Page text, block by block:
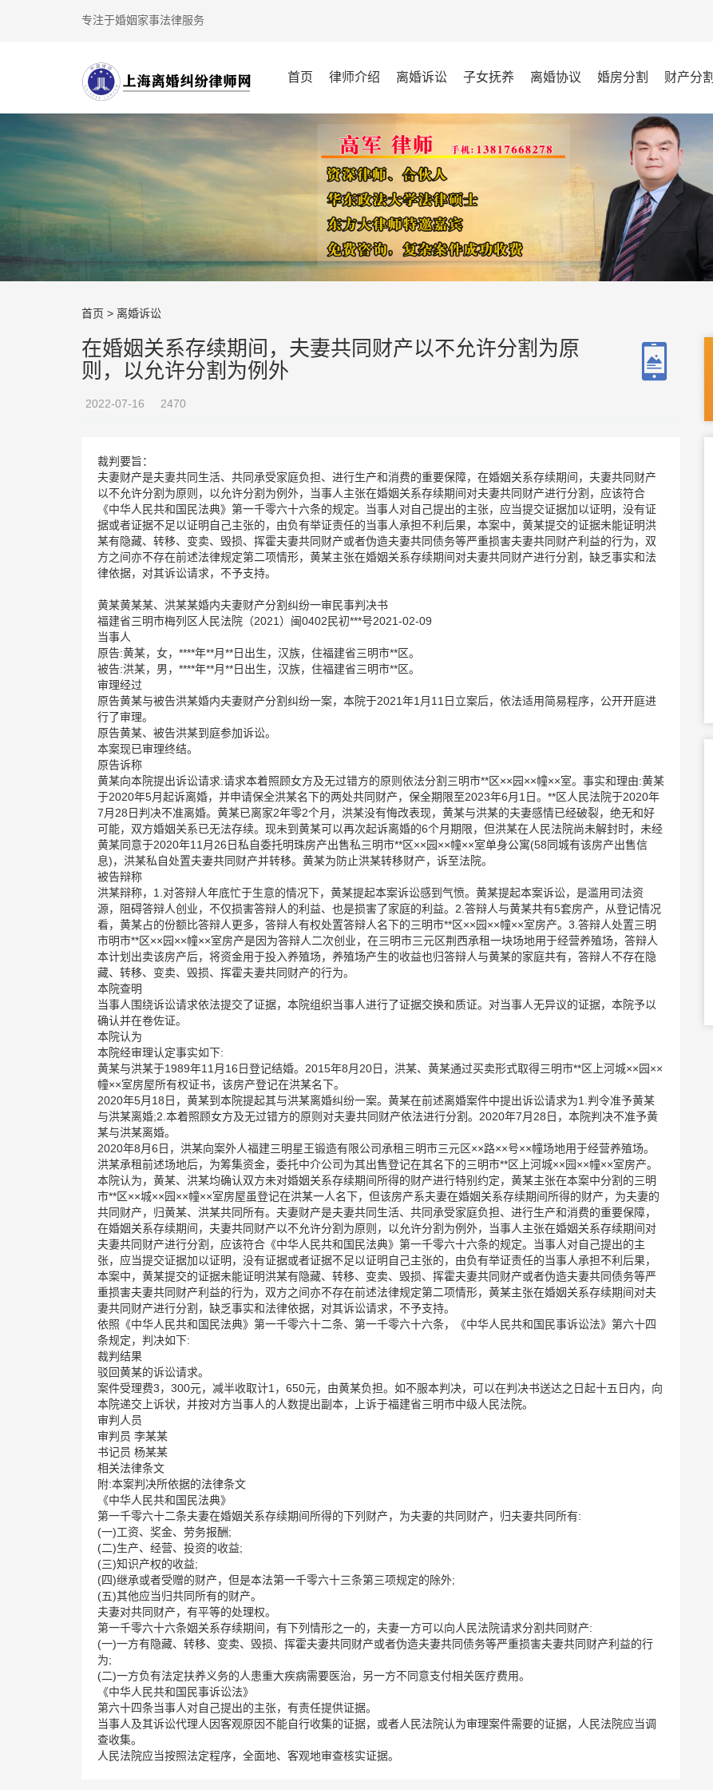
专注于婚姻家事法律服务
首页 律师介绍 离婚诉讼 子女抚养 离婚协议 婚房分割 财产分割
首页 > 离婚诉讼
在婚姻关系存续期间，夫妻共同财产以不允许分割为原
则，以允许分割为例外
2022-07-16 2470
裁判要旨：
夫妻财产是夫妻共同生活、共同承受家庭负担、进行生产和消费的重要保障，在婚姻关系存续期间，夫妻共同财产
以不允许分割为原则，以允许分割为例外，当事人主张在婚姻关系存续期间对夫妻共同财产进行分割，应该符合
《中华人民共和国民法典》第一千零六十六条的规定。当事人对自己提出的主张，应当提交证据加以证明，没有证
据或者证据不足以证明自己主张的，由负有举证责任的当事人承担不利后果，本案中，黄某提交的证据未能证明洪
某有隐藏、转移、变卖、毁损、挥霍夫妻共同财产或者伪造夫妻共同债务等严重损害夫妻共同财产利益的行为，双
方之间亦不存在前述法律规定第二项情形，黄某主张在婚姻关系存续期间对夫妻共同财产进行分割，缺乏事实和法
律依据，对其诉讼请求，不予支持。
黄某黄某某、洪某某婚内夫妻财产分割纠纷一审民事判决书
福建省三明市梅列区人民法院（2021）闽0402民初***号2021-02-09
当事人
原告:黄某，女，****年**月**日出生，汉族，住福建省三明市**区。
被告:洪某，男，****年**月**日出生，汉族，住福建省三明市**区。
审理经过
原告黄某与被告洪某婚内夫妻财产分割纠纷一案，本院于2021年1月11日立案后，依法适用简易程序，公开开庭进
行了审理。
原告黄某、被告洪某到庭参加诉讼。
本案现已审理终结。
原告诉称
黄某向本院提出诉讼请求:请求本着照顾女方及无过错方的原则依法分割三明市**区××园××幢××室。事实和理由:黄某
于2020年5月起诉离婚，并申请保全洪某名下的两处共同财产，保全期限至2023年6月1日。**区人民法院于2020年
7月28日判决不准离婚。黄某已离家2年零2个月，洪某没有悔改表现，黄某与洪某的夫妻感情已经破裂，绝无和好
可能，双方婚姻关系已无法存续。现未到黄某可以再次起诉离婚的6个月期限，但洪某在人民法院尚未解封时，未经
黄某同意于2020年11月26日私自委托明珠房产出售私三明市**区××园××幢××室单身公寓(58同城有该房产出售信
息)，洪某私自处置夫妻共同财产并转移。黄某为防止洪某转移财产，诉至法院。
被告辩称
洪某辩称，1.对答辩人年底忙于生意的情况下，黄某提起本案诉讼感到气愤。黄某提起本案诉讼，是滥用司法资
源，阻碍答辩人创业，不仅损害答辩人的利益、也是损害了家庭的利益。2.答辩人与黄某共有5套房产，从登记情况
看，黄某占的份额比答辩人更多，答辩人有权处置答辩人名下的三明市**区××园××幢××室房产。3.答辩人处置三明
市明市**区××园××幢××室房产是因为答辩人二次创业，在三明市三元区荆西承租一块场地用于经营养殖场，答辩人
本计划出卖该房产后，将资金用于投入养殖场，养殖场产生的收益也归答辩人与黄某的家庭共有，答辩人不存在隐
藏、转移、变卖、毁损、挥霍夫妻共同财产的行为。
本院查明
当事人围绕诉讼请求依法提交了证据，本院组织当事人进行了证据交换和质证。对当事人无异议的证据，本院予以
确认并在卷佐证。
本院认为
本院经审理认定事实如下:
黄某与洪某于1989年11月16日登记结婚。2015年8月20日，洪某、黄某通过买卖形式取得三明市**区上河城××园××
幢××室房屋所有权证书，该房产登记在洪某名下。
2020年5月18日，黄某到本院提起其与洪某离婚纠纷一案。黄某在前述离婚案件中提出诉讼请求为1.判令准予黄某
与洪某离婚;2.本着照顾女方及无过错方的原则对夫妻共同财产依法进行分割。2020年7月28日，本院判决不准予黄
某与洪某离婚。
2020年8月6日，洪某向案外人福建三明星王锻造有限公司承租三明市三元区××路××号××幢场地用于经营养殖场。
洪某承租前述场地后，为筹集资金，委托中介公司为其出售登记在其名下的三明市**区上河城××园××幢××室房产。
本院认为，黄某、洪某均确认双方未对婚姻关系存续期间所得的财产进行特别约定，黄某主张在本案中分割的三明
市**区××城××园××幢××室房屋虽登记在洪某一人名下，但该房产系夫妻在婚姻关系存续期间所得的财产，为夫妻的
共同财产，归黄某、洪某共同所有。夫妻财产是夫妻共同生活、共同承受家庭负担、进行生产和消费的重要保障，
在婚姻关系存续期间，夫妻共同财产以不允许分割为原则，以允许分割为例外，当事人主张在婚姻关系存续期间对
夫妻共同财产进行分割，应该符合《中华人民共和国民法典》第一千零六十六条的规定。当事人对自己提出的主
张，应当提交证据加以证明，没有证据或者证据不足以证明自己主张的，由负有举证责任的当事人承担不利后果，
本案中，黄某提交的证据未能证明洪某有隐藏、转移、变卖、毁损、挥霍夫妻共同财产或者伪造夫妻共同债务等严
重损害夫妻共同财产利益的行为，双方之间亦不存在前述法律规定第二项情形，黄某主张在婚姻关系存续期间对夫
妻共同财产进行分割，缺乏事实和法律依据，对其诉讼请求，不予支持。
依照《中华人民共和国民法典》第一千零六十二条、第一千零六十六条，《中华人民共和国民事诉讼法》第六十四
条规定，判决如下:
裁判结果
驳回黄某的诉讼请求。
案件受理费3，300元，减半收取计1，650元，由黄某负担。如不服本判决，可以在判决书送达之日起十五日内，向
本院递交上诉状，并按对方当事人的人数提出副本，上诉于福建省三明市中级人民法院。
审判人员
审判员 李某某
书记员 杨某某
相关法律条文
附:本案判决所依据的法律条文
《中华人民共和国民法典》
第一千零六十二条夫妻在婚姻关系存续期间所得的下列财产，为夫妻的共同财产，归夫妻共同所有:
(一)工资、奖金、劳务报酬;
(二)生产、经营、投资的收益;
(三)知识产权的收益;
(四)继承或者受赠的财产，但是本法第一千零六十三条第三项规定的除外;
(五)其他应当归共同所有的财产。
夫妻对共同财产，有平等的处理权。
第一千零六十六条姻关系存续期间，有下列情形之一的，夫妻一方可以向人民法院请求分割共同财产:
(一)一方有隐藏、转移、变卖、毁损、挥霍夫妻共同财产或者伪造夫妻共同债务等严重损害夫妻共同财产利益的行
为;
(二)一方负有法定扶养义务的人患重大疾病需要医治，另一方不同意支付相关医疗费用。
《中华人民共和国民事诉讼法》
第六十四条当事人对自己提出的主张，有责任提供证据。
当事人及其诉讼代理人因客观原因不能自行收集的证据，或者人民法院认为审理案件需要的证据，人民法院应当调
查收集。
人民法院应当按照法定程序，全面地、客观地审查核实证据。